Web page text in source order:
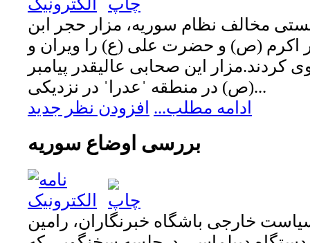
مخالف نظام سوریه، مزار حجر ابن
اکرم (ص) و حضرت علی (ع) را ویران و
کردند.مزار این صحابی عالیقدر پیامبر
(ص) در منطقه ˈعدراˈ در نزدیکی...
ادامه مطلب... افزودن نظر جدید
بررسی اوضاع سوریه
خارجی باشگاه خبرنگاران، رامين